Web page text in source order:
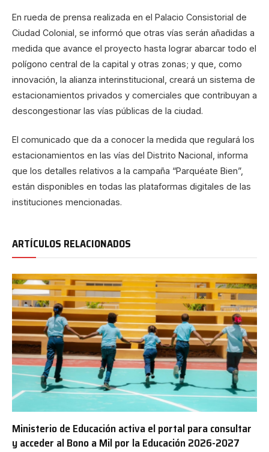
En rueda de prensa realizada en el Palacio Consistorial de
Ciudad Colonial, se informó que otras vías serán añadidas a
medida que avance el proyecto hasta lograr abarcar todo el
polígono central de la capital y otras zonas; y que, como
innovación, la alianza interinstitucional, creará un sistema de
estacionamientos privados y comerciales que contribuyan a
descongestionar las vías públicas de la ciudad.
El comunicado que da a conocer la medida que regulará los
estacionamientos en las vías del Distrito Nacional, informa
que los detalles relativos a la campaña “Parquéate Bien”,
están disponibles en todas las plataformas digitales de las
instituciones mencionadas.
ARTÍCULOS RELACIONADOS
Ministerio de Educación activa el portal para consultar
y acceder al Bono a Mil por la Educación 2026-2027